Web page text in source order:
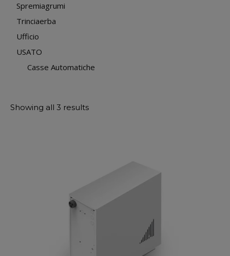
Spremiagrumi
Trinciaerba
Ufficio
USATO
Casse Automatiche
Showing all 3 results